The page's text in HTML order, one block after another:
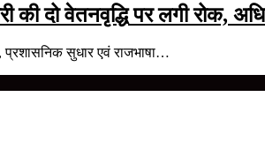
दो वेतनवृद्धि पर लगी रोक,
सुधार एवं राजभाषा…